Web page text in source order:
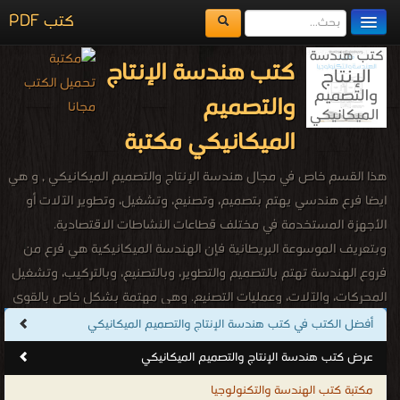
كتب PDF
مكتبة الكتب
المكتبات
يُقرأ حالياً
اضف كتاب
كتب هندسة الإنتاج
والتصميم
الميكانيكي مكتبة
هذا القسم خاص في مجال هندسة الإنتاج والتصميم الميكانيكي , و هي
ايضا فرع هندسي يهتم بتصميم، وتصنيع، وتشغيل، وتطوير الآلات أو
الأجهزة المستخدمة في مختلف قطاعات النشاطات الاقتصادية.
وبتعريف الموسوعة البريطانية فإن الهندسة الميكانيكية هي فرع من
فروع الهندسة تهتم بالتصميم والتطوير، وبالتصنيع، وبالتركيب، وتشغيل
المحركات، والآلات، وعمليات التصنيع. وهي مهتمة بشكل خاص بالقوى
والحركة. وهو علم يهتم بدراسة الطاقة بكافة صورها وتأثيرها على
الأجسام. وهو تخصص واسع له علاقة بكل مجالات الحياة. فالهندسة
الميكانيكية تتعلق مثلا بصناعات الفضاء، والطيران، وبالإنتاج، وتحويل
الطاقة، وميكانيكا الأبنية، والنقل، وتكنولوجيا تكييف الهواء والتبريد، وفي
أفضل الكتب في كتب هندسة الإنتاج والتصميم الميكانيكي
عرض كتب هندسة الإنتاج والتصميم الميكانيكي
مكتبة كتب الهندسة والتكنولوجيا